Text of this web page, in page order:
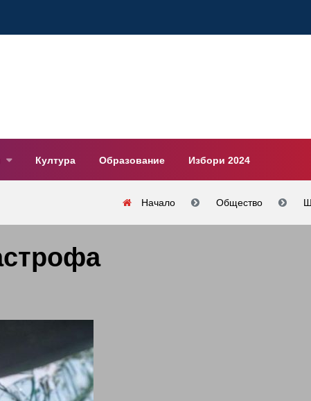
Култура Образование Избори 2024
Начало Общество